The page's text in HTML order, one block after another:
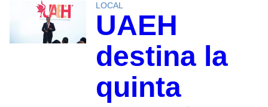
LOCAL
UAEH
destina la
quinta